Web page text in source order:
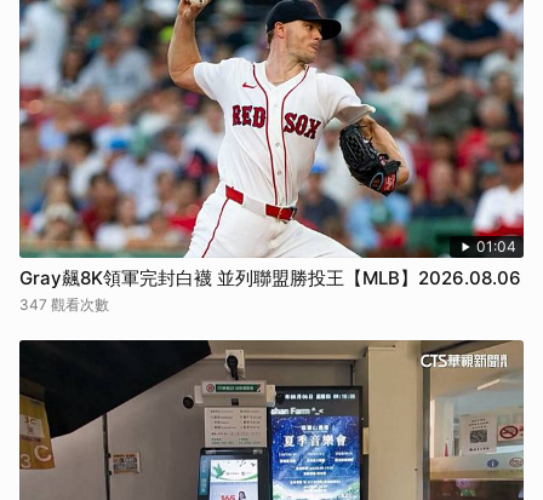
01:04
Gray飆8K領軍完封白襪 並列聯盟勝投王【MLB】2026.08.06
347 觀看次數